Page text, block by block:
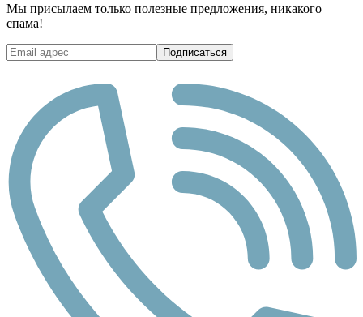
Мы присылаем только полезные предложения, никакого
спама!
Подписаться